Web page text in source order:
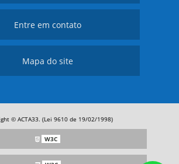
Entre em contato
Mapa do site
© ACTA33. (Lei 9610 de 19/02/1998)
W3C